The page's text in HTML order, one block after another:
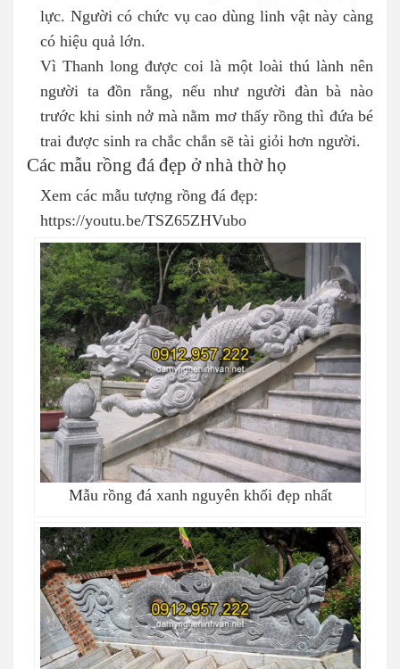
lực. Người có chức vụ cao dùng linh vật này càng
có hiệu quả lớn.
Vì Thanh long được coi là một loài thú lành nên
người ta đồn rằng, nếu như người đàn bà nào
trước khi sinh nở mà nằm mơ thấy rồng thì đứa bé
trai được sinh ra chắc chắn sẽ tài giỏi hơn người.
Các mẫu rồng đá đẹp ở nhà thờ họ
Xem các mẫu tượng rồng đá đẹp:
https://youtu.be/TSZ65ZHVubo
Mẫu rồng đá xanh nguyên khối đẹp nhất